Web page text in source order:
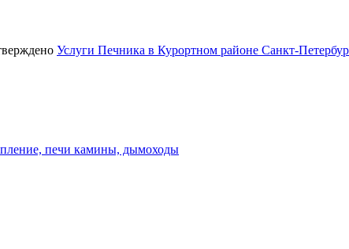
Услуги Печника в Курортном районе Санкт-
печи камины, дымоходы